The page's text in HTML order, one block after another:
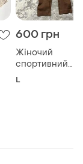
600 грн
Жіночий
спортивний
комбінезон
L